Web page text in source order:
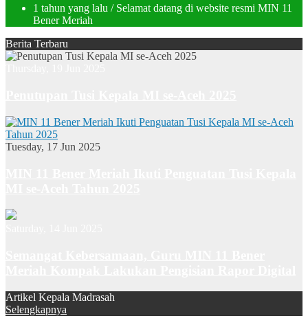
1 tahun yang lalu / Selamat datang di website resmi MIN 11
Bener Meriah
Berita Terbaru
Tuesday, 17 Jun 2025
Artikel Kepala Madrasah
Selengkapnya